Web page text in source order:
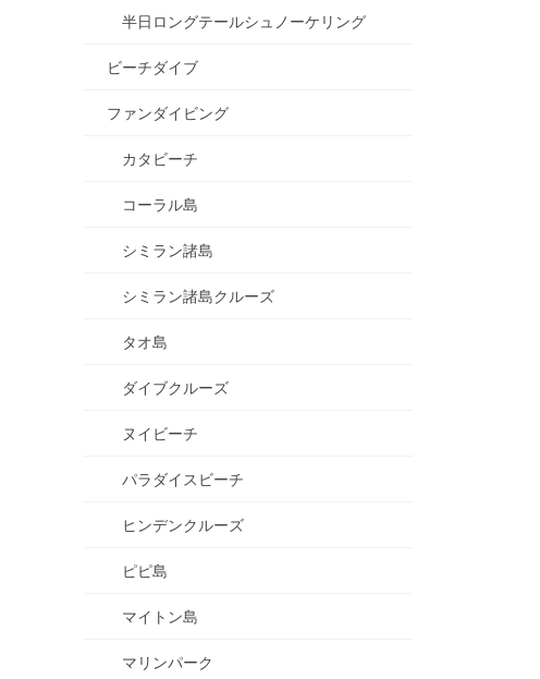
半日ロングテールシュノーケリング
ビーチダイブ
ファンダイビング
カタビーチ
コーラル島
シミラン諸島
シミラン諸島クルーズ
タオ島
ダイブクルーズ
ヌイビーチ
パラダイスビーチ
ヒンデンクルーズ
ピピ島
マイトン島
マリンパーク